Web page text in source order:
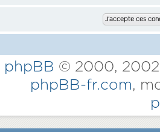
phpBB © 2000,
phpBB-fr.com,